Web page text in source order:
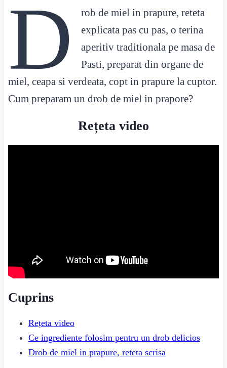
D
rob de miel in prapure, reteta
explicata pas cu pas, o terina
aperitiv traditionala pe masa de
Pasti, preparat din organe de
miel, ceapa si verdeata, copt in prapure la cuptor.
Cum preparam un drob de miel in prapore?
Rețeta video
Cuprins
Rețeta video
Ce ingrediente folosim pentru un drob delicios
Drob de miel in prapure, reteta scrisa